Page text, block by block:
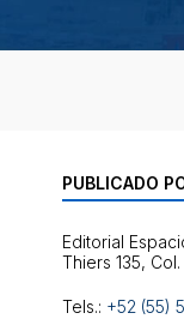
PUBLICADO
Editorial
Tels.: +52 (55)